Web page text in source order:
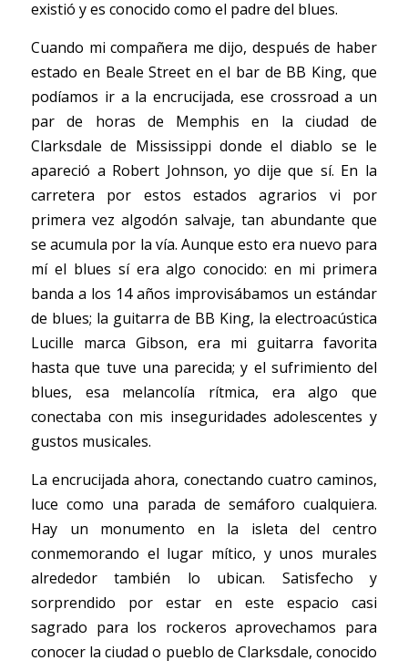
existió y es conocido como el padre del blues.
Cuando mi compañera me dijo, después de haber
estado en Beale Street en el bar de BB King, que
podíamos ir a la encrucijada, ese crossroad a un
par de horas de Memphis en la ciudad de
Clarksdale de Mississippi donde el diablo se le
apareció a Robert Johnson, yo dije que sí. En la
carretera por estos estados agrarios vi por
primera vez algodón salvaje, tan abundante que
se acumula por la vía. Aunque esto era nuevo para
mí el blues sí era algo conocido: en mi primera
banda a los 14 años improvisábamos un estándar
de blues; la guitarra de BB King, la electroacústica
Lucille marca Gibson, era mi guitarra favorita
hasta que tuve una parecida; y el sufrimiento del
blues, esa melancolía rítmica, era algo que
conectaba con mis inseguridades adolescentes y
gustos musicales.
La encrucijada ahora, conectando cuatro caminos,
luce como una parada de semáforo cualquiera.
Hay un monumento en la isleta del centro
conmemorando el lugar mítico, y unos murales
alrededor también lo ubican. Satisfecho y
sorprendido por estar en este espacio casi
sagrado para los rockeros aprovechamos para
conocer la ciudad o pueblo de Clarksdale, conocido